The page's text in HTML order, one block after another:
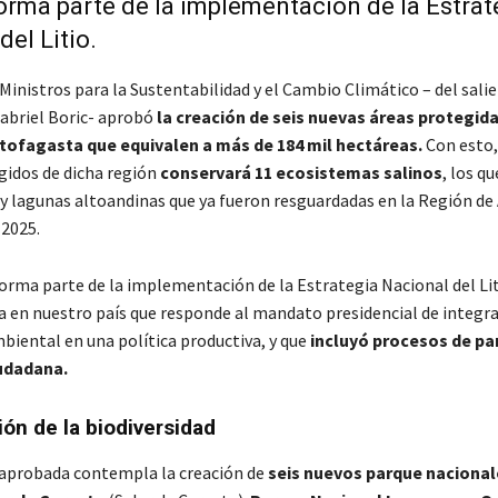
parte de la implementación de la
Litio.
para la Sustentabilidad y el Cambio Climático – del
Boric- aprobó la creación de seis nuevas áreas
que equivalen a más de 184 mil hectáreas.Con
de dicha región conservará 11 ecosistemas salinos, los
lagunas altoandinas que ya fueron resguardadas en la Región
parte de la implementación de la Estrategia Nacional del
en nuestro país que responde al mandato presidencial de
en una política productiva, y que incluyó procesos de
de la biodiversidad
contempla la creación de seis nuevos parque